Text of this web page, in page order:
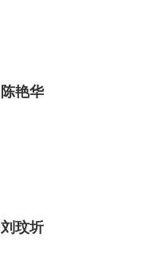
陈艳华
刘玟圻